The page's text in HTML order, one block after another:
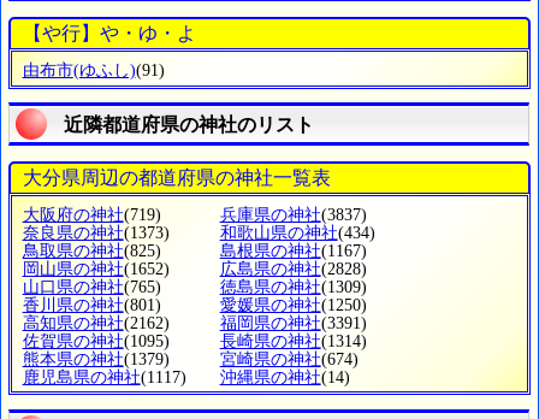
【や行】や・ゆ・よ
由布市(ゆふし)(91)
近隣都道府県の神社のリスト
大分県周辺の都道府県の神社一覧表
大阪府の神社(719) 兵庫県の神社(3837)
奈良県の神社(1373) 和歌山県の神社(434)
鳥取県の神社(825) 島根県の神社(1167)
岡山県の神社(1652) 広島県の神社(2828)
山口県の神社(765) 徳島県の神社(1309)
香川県の神社(801) 愛媛県の神社(1250)
高知県の神社(2162) 福岡県の神社(3391)
佐賀県の神社(1095) 長崎県の神社(1314)
熊本県の神社(1379) 宮崎県の神社(674)
鹿児島県の神社(1117) 沖縄県の神社(14)